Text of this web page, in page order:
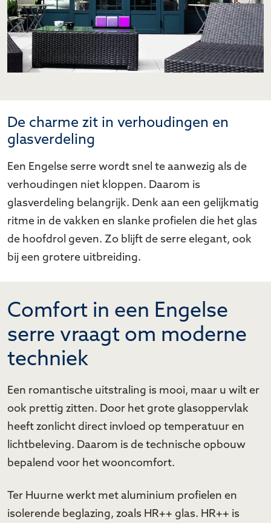
De charme zit in verhoudingen en
glasverdeling
Een Engelse serre wordt snel te aanwezig als de
verhoudingen niet kloppen. Daarom is
glasverdeling belangrijk. Denk aan een gelijkmatig
ritme in de vakken en slanke profielen die het glas
de hoofdrol geven. Zo blijft de serre elegant, ook
bij een grotere uitbreiding.
Comfort in een Engelse
serre vraagt om moderne
techniek
Een romantische uitstraling is mooi, maar u wilt er
ook prettig zitten. Door het grote glasoppervlak
heeft zonlicht direct invloed op temperatuur en
lichtbeleving. Daarom is de technische opbouw
bepalend voor het wooncomfort.
Ter Huurne werkt met aluminium profielen en
isolerende beglazing, zoals HR++ glas. HR++ is